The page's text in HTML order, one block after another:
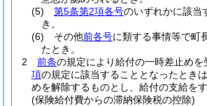
(5)
第5条第2項各号のいずれかに該当
き。
(6)
その他前各号に類する事情等で町
たとき。
2
前条の規定により給付の一時差止めを
項の規定に該当することとなったとき
めを解除するものとし、給付の支給をす
(保険給付費からの滞納保険税の控除)